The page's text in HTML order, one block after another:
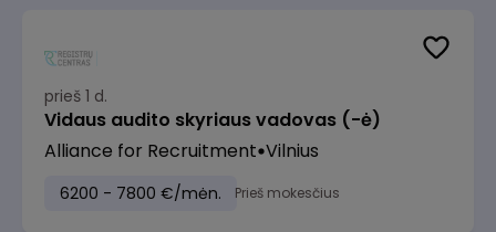
prieš 1 d.
Vidaus audito skyriaus vadovas (-ė)
Alliance for Recruitment Vilnius
6200 - 7800 €/mėn. Prieš mokesčius